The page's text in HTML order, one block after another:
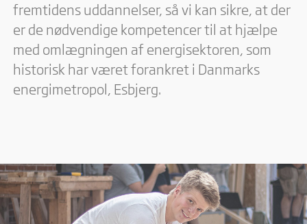
fremtidens uddannelser, så vi kan sikre, at der
er de nødvendige kompetencer til at hjælpe
med omlægningen af energisektoren, som
historisk har været forankret i Danmarks
energimetropol, Esbjerg.